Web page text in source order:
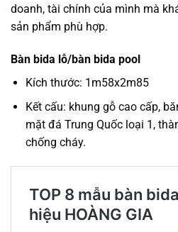
doanh, tài chính của mình mà
sản phẩm phù hợp.
Bàn bida lỗ/bàn bida pool
Kích thước: 1m58x2m85
Kết cấu: khung gỗ cao cấp,
mặt đá Trung Quốc loại 1,
chống cháy.